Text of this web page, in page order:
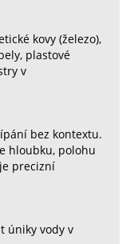
kovy (železo),
plastové
v
bez kontextu.
hloubku, polohu
precizní
úniky vody v